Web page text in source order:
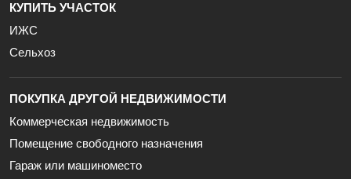
КУПИТЬ УЧАСТОК
ИЖС
Сельхоз
ПОКУПКА ДРУГОЙ НЕДВИЖИМОСТИ
Коммерческая недвижимость
Помещение свободного назначения
Гараж или машиноместо